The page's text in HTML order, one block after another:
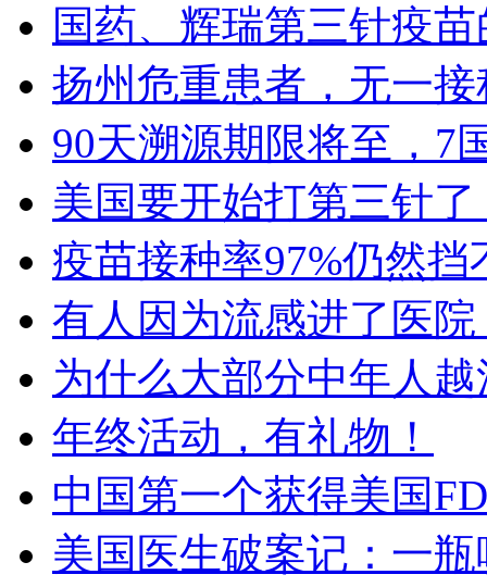
国药、辉瑞第三针疫
扬州危重患者，无一
90天溯源期限将至，7
美国要开始打第三针
疫苗接种率97%仍然
有人因为流感进了医
为什么大部分中年人
年终活动，有礼物！
中国第一个获得美国
美国医生破案记：一